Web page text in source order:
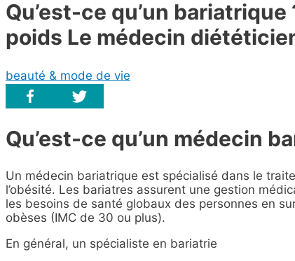
Qu’est-ce qu’un
poids Le médecin
beauté & mode de vie
Qu’est-ce qu’un médecin
Un médecin bariatrique est spécialisé dans le
l’obésité. Les bariatres assurent une gestion
les besoins de santé globaux des personnes en
obèses (IMC de 30 ou plus).
En général, un spécialiste en bariatrie